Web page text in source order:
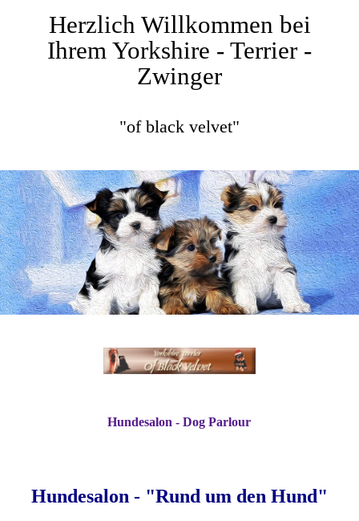
Herzlich Willkommen bei
Ihrem Yorkshire - Terrier -
Zwinger
"of black velvet"
Hundesalon - Dog Parlour
Hundesalon - "Rund um den Hund"